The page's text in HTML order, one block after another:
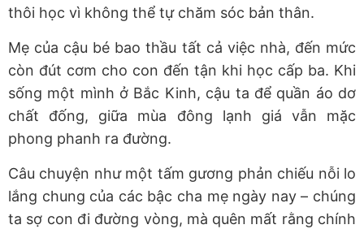
thôi học vì không thể tự chăm sóc bản thân.
Mẹ của cậu bé bao thầu tất cả việc nhà, đến mức
còn đút cơm cho con đến tận khi học cấp ba. Khi
sống một mình ở Bắc Kinh, cậu ta để quần áo dơ
chất đống, giữa mùa đông lạnh giá vẫn mặc
phong phanh ra đường.
Câu chuyện như một tấm gương phản chiếu nỗi lo
lắng chung của các bậc cha mẹ ngày nay – chúng
ta sợ con đi đường vòng, mà quên mất rằng chính